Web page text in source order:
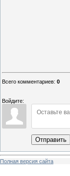
Всего комментариев: 0
Войдите:
Отправить
Полная версия сайта